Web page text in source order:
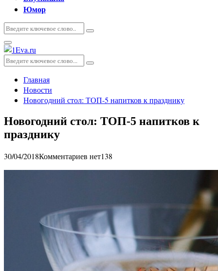
Юмор
Искать:
Поиск
Основное
меню
Искать:
Поиск
Главная
Новости
Новогодний стол: ТОП-5 напитков к празднику
Новогодний стол: ТОП-5 напитков к
празднику
30/04/2018Комментариев нет138